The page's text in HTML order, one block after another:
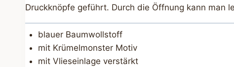
Druckknöpfe geführt. Durch die Öffnung kann man
blauer Baumwollstoff
mit Krümelmonster Motiv
mit Vlieseinlage verstärkt